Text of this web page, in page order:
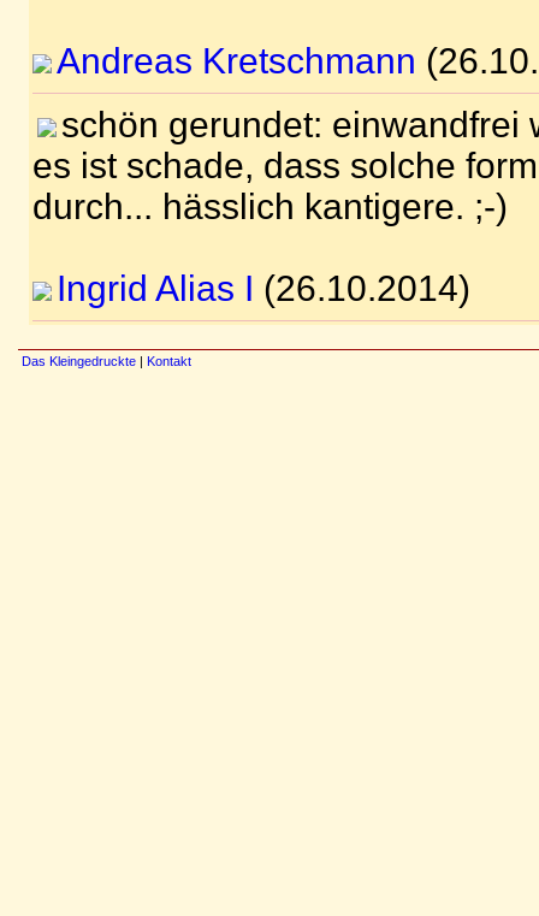
Andreas Kretschmann
schön gerundet: einwandfrei
es ist schade, dass solche
durch... hässlich kantigere. ;-)
Ingrid Alias I (26.10.2014)
Das Kleingedruckte | Kontakt